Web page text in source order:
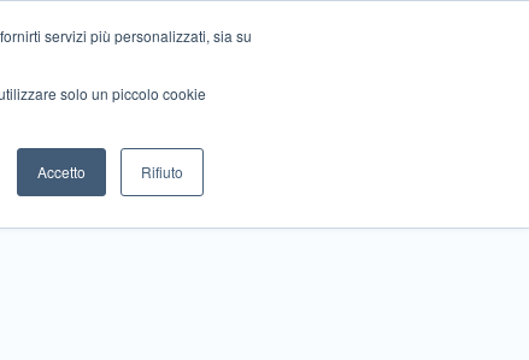
servizi più personalizzati, sia su
solo un piccolo cookie
Accetto Rifiuto